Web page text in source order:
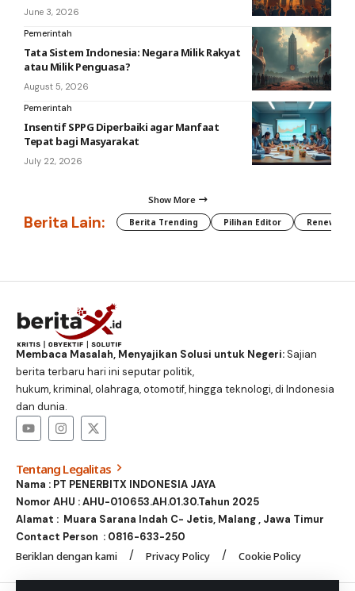
June 3, 2026
Pemerintah
Tata Sistem Indonesia: Negara Milik Rakyat
atau Milik Penguasa?
August 5, 2026
Pemerintah
Insentif SPPG Diperbaiki agar Manfaat
Tepat bagi Masyarakat
July 22, 2026
Show More
Berita Lain: Berita Trending Pilihan Editor
Membaca Masalah, Menyajikan Solusi untuk Negeri:Sajian
berita terbaru hari ini seputar politik,
hukum, kriminal, olahraga, otomotif, hingga teknologi, di Indonesia
dan dunia.
Tentang Legalitas
Nama : PT PENERBITX INDONESIA JAYA
Nomor AHU : AHU-010653.AH.01.30.Tahun 2025
Alamat : Muara Sarana Indah C- Jetis, Malang , Jawa Timur
Contact Person : 0816-633-250
Beriklan dengan kami Privacy Policy Cookie Policy